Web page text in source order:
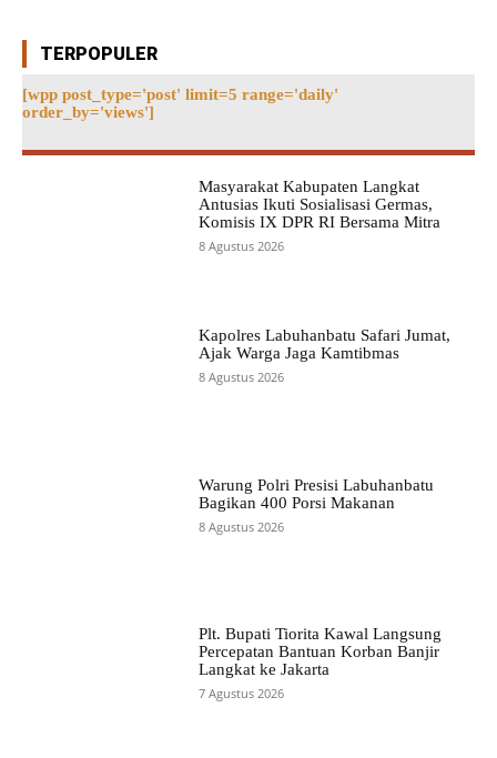
TERPOPULER
[wpp post_type='post' limit=5 range='daily'
order_by='views']
Masyarakat Kabupaten Langkat
Antusias Ikuti Sosialisasi Germas,
Komisis IX DPR RI Bersama Mitra
8 Agustus 2026
Kapolres Labuhanbatu Safari Jumat,
Ajak Warga Jaga Kamtibmas
8 Agustus 2026
Warung Polri Presisi Labuhanbatu
Bagikan 400 Porsi Makanan
8 Agustus 2026
Plt. Bupati Tiorita Kawal Langsung
Percepatan Bantuan Korban Banjir
Langkat ke Jakarta
7 Agustus 2026